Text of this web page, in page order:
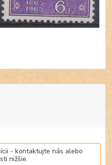
- kontaktujte nás alebo
nižšie.